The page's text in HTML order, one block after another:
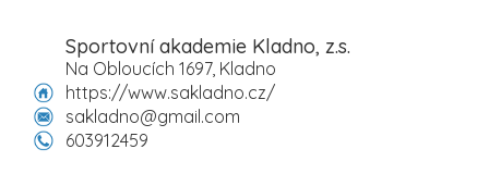
Sportovní akademie Kladno, z.s.
Na Obloucích 1697, Kladno
https://www.sakladno.cz/
sakladno@gmail.com
603912459